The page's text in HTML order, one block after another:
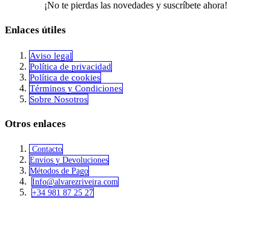
¡No te pierdas las novedades y suscríbete ahora!
Enlaces útiles
Aviso legal
Política de privacidad
​Política de cookies
Términos y Condiciones
Sobre Nosotros
Otros enlaces
Contacto
Envíos y Devoluciones
Métodos de Pago
Info@alvar​​ezriveira.com
+34 981 87 25 27